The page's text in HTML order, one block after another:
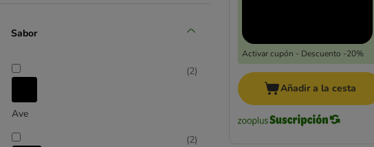
Sabor
Ave
(2)
(2)
Activar cupón - Descuento -20%
Añadir a la cesta